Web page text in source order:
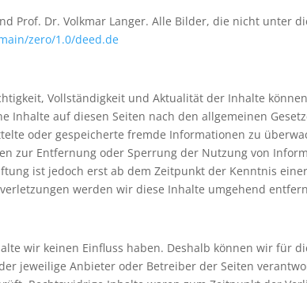
Prof. Dr. Volkmar Langer. Alle Bilder, die nicht unter
zero/1.0/deed.de
Vollständigkeit und Aktualität der Inhalte
Inhalte auf diesen Seiten nach den allgemeinen
oder gespeicherte fremde Informationen zu
zur Entfernung oder Sperrung der Nutzung von
ist jedoch erst ab dem Zeitpunkt der Kenntnis
werden wir diese Inhalte umgehend
wir keinen Einfluss haben. Deshalb können wir für
jeweilige Anbieter oder Betreiber der Seiten